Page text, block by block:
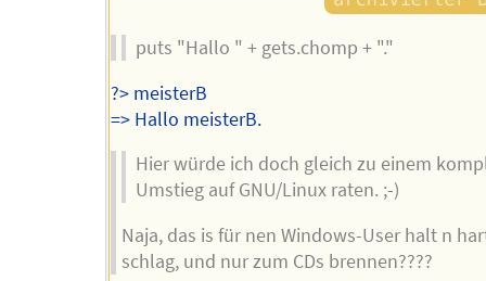
puts "Hallo " + gets.chomp + "."
?> meisterB
=> Hallo meisterB.
Hier würde ich doch gleich zu einem
Umstieg auf GNU/Linux raten. ;-)
Naja, das is für nen Windows-User halt n
schlag, und nur zum CDs brennen????